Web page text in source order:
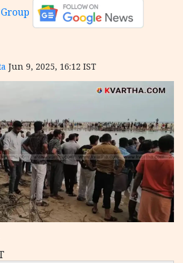
Group
Jun 9, 2025, 16:12 IST